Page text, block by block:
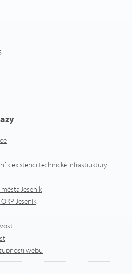
k existenci technické infrastruktury
Jeseník
Jeseník
webu